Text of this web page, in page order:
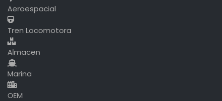
Aeroespacial
Tren Locomotora
Almacen
Marina
OEM